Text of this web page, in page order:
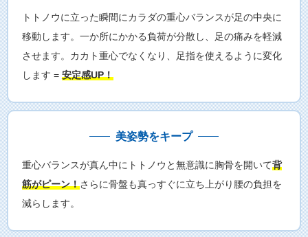
トトノウに立った瞬間にカラダの重心バランスが足の中央に
移動します。一か所にかかる負荷が分散し、足の痛みを軽減
させます。カカト重心でなくなり、足指を使えるように変化
します = 安定感UP！
美姿勢をキープ
重心バランスが真ん中にトトノウと無意識に胸骨を開いて背
筋がピーン！さらに骨盤も真っすぐに立ち上がり腰の負担を
減らします。